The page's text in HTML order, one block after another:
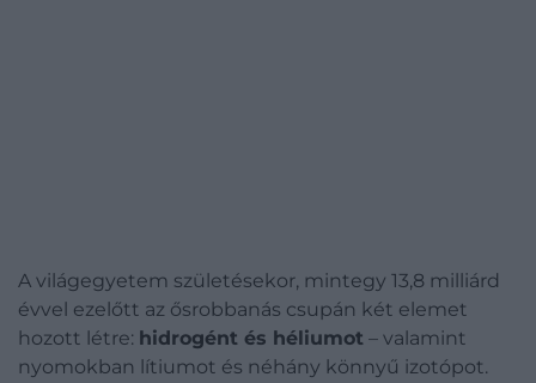
A világegyetem születésekor, mintegy 13,8 milliárd
évvel ezelőtt az ősrobbanás csupán két elemet
hozott létre: hidrogént és héliumot – valamint
nyomokban lítiumot és néhány könnyű izotópot.